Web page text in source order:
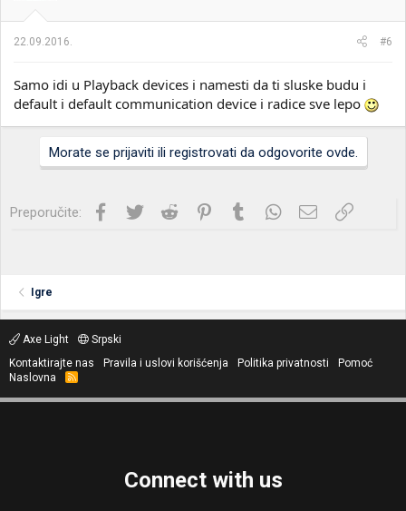
22.09.2016. #6
Samo idi u Playback devices i namesti da ti sluske budu i
default i default communication device i radice sve lepo
Morate se prijaviti ili registrovati da odgovorite ovde.
Preporučite: Facebook
Twitter Reddit PinterestTumblrWhatsApp
Imejl Link
Igre
Axe Light
Srpski
Kontaktirajte nas
Pravila i uslovi korišćenja Politika privatnosti
Pomoć
Naslovna
R
S
Connect with us